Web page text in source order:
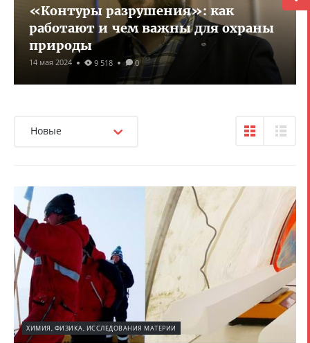
«Контуры разрушения»: как
работают и чем важны для охраны
природы
14 мая 2024 9 518 0
Новые
ХИМИЯ, ФИЗИКА, ИССЛЕДОВАНИЯ МАТЕРИИ